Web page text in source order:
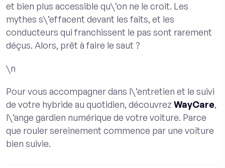
et bien plus accessible qu\’on ne le croit. Les
mythes s\’effacent devant les faits, et les
conducteurs qui franchissent le pas sont rarement
déçus. Alors, prêt à faire le saut ?
\n
Pour vous accompagner dans l\’entretien et le suivi
de votre hybride au quotidien, découvrez WayCare,
l\’ange gardien numérique de votre voiture. Parce
que rouler sereinement commence par une voiture
bien suivie.